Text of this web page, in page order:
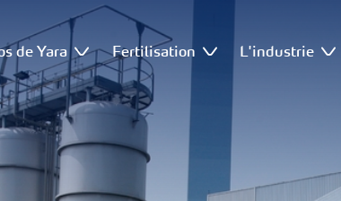
de Yara Fertilisation L'industrie